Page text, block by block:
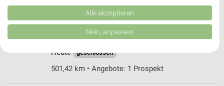
❯
MediaMarkt Saturn Euskirchen
Veybachstraße 3
53879 Euskirchen
Heute geschlossen
501,42 km • Angebote: 1 Prospekt
Kombinationen von Daten aus verschiedenen Quellen. Entwicklung und
Verbesserung der Angebote. Verwendung reduzierter Daten zur Auswahl
von Inhalten.
Daten können außerhalb der Europäischen Union weitergegeben und in die
Website/App.
Partnerliste anzeigen (1 IAB-Anbieter)
Alle akzeptieren
Nein, anpassen